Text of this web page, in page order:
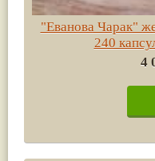
"Еванова Чарак"
240
4